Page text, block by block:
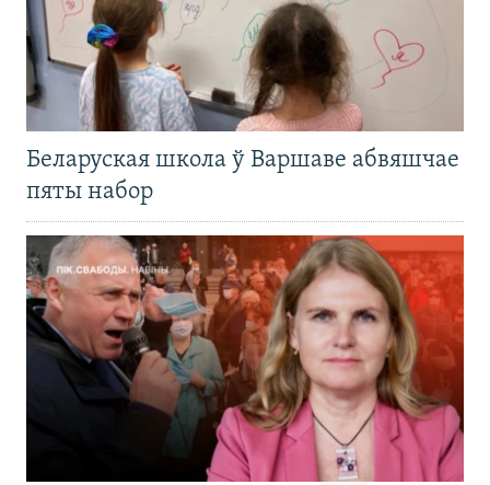
Беларуская школа ў Варшаве абвяшчае
пяты набор